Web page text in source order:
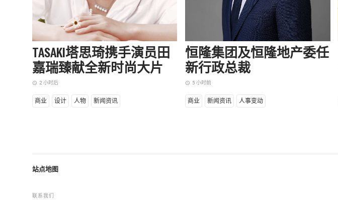
TASAKI塔思琦携手演员田
嘉瑞臻献全新时尚大片
access_time 2 小时后
商业 设计 人物 新闻资讯
恒隆集团及恒隆地产委任
新行政总裁
access_time 5 小时前
商业 新闻资讯 人事变动
站点地图
联系我们